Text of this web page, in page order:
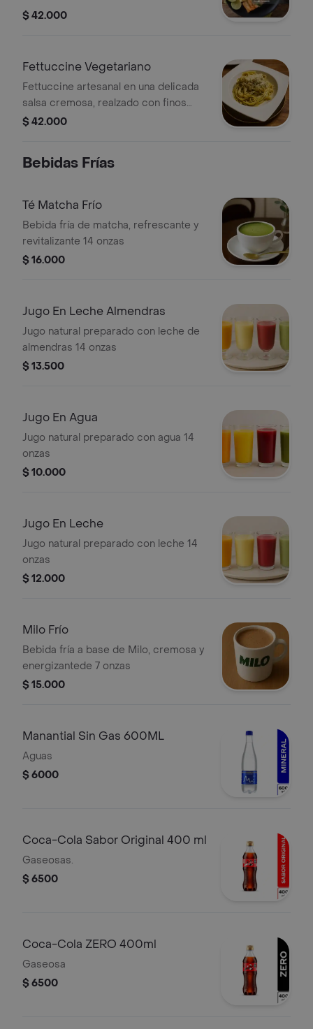
en sabores y texturas.
DE PASTA AL BURRO Y UNA
$ 42.000
Fettuccine Vegetariano
Fettuccine artesanal en una delicada
salsa cremosa, realzado con finos
aromas y acompañado de frescos
sabor.
$ 42.000
Bebidas Frías
Té Matcha Frío
Bebida fría de matcha, refrescante y
revitalizante 14 onzas
$ 16.000
Jugo En Leche Almendras
Jugo natural preparado con leche de
almendras 14 onzas
$ 13.500
Jugo En Agua
Jugo natural preparado con agua 14
onzas
$ 10.000
Jugo En Leche
Jugo natural preparado con leche 14
onzas
$ 12.000
Milo Frío
Bebida fría a base de Milo, cremosa y
energizantede 7 onzas
$ 15.000
Manantial Sin Gas 600ML
Aguas
$ 6000
Coca-Cola Sabor Original 400 ml
Gaseosas.
$ 6500
Coca-Cola ZERO 400ml
Gaseosa
$ 6500